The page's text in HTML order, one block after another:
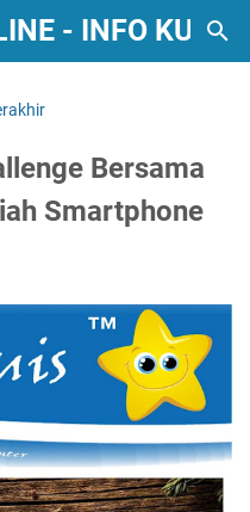
- INFO KUIS
Bersama
Smartphone